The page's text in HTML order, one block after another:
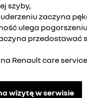
szyby,
zaczyna
ulega
przedostawać
Renault care
wizytę w serwisie